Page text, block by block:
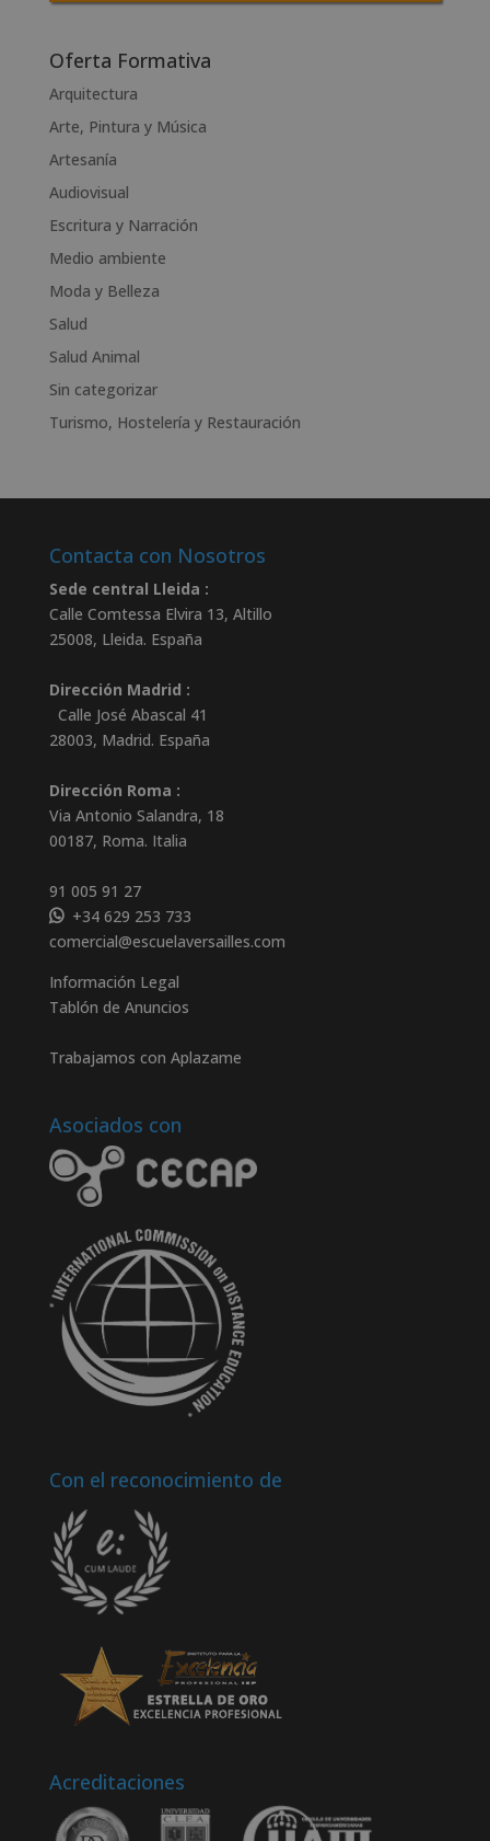
l
e
r
n
i
v
e
Oferta Formativa
Arquitectura
Arte, Pintura y Música
Artesanía
Audiovisual
Escritura y Narración
Medio ambiente
Moda y Belleza
Salud
Salud Animal
Sin categorizar
Turismo, Hostelería y Restauración
Contacta con Nosotros
Sede central Lleida :
Calle Comtessa Elvira 13, Altillo
25008, Lleida. España
Dirección Madrid :
Calle José Abascal 41
28003, Madrid. España
Dirección Roma :
Via Antonio Salandra, 18
00187, Roma. Italia
91 005 91 27
+34 629 253 733
comercial@escuelaversailles.com
Información Legal
Tablón de Anuncios
Trabajamos con Aplazame
Asociados con
Con el reconocimiento de
Acreditaciones